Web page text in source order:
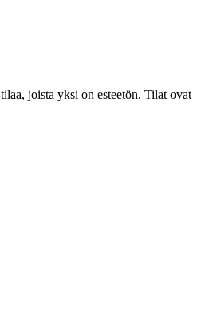
joista yksi on esteetön. Tilat ovat